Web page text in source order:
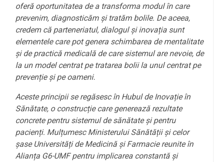
oferă oportunitatea de a transforma modul în care
prevenim, diagnosticăm și tratăm bolile. De aceea,
credem că parteneriatul, dialogul și inovația sunt
elementele care pot genera schimbarea de mentalitate
și de practică medicală de care sistemul are nevoie, de
la un model centrat pe tratarea bolii la unul centrat pe
prevenție și pe oameni.
Aceste principii se regăsesc în Hubul de Inovație în
Sănătate, o construcție care generează rezultate
concrete pentru sistemul de sănătate și pentru
pacienți. Mulțumesc Ministerului Sănătății și celor
șase Universități de Medicină și Farmacie reunite în
Alianța G6-UMF pentru implicarea constantă și